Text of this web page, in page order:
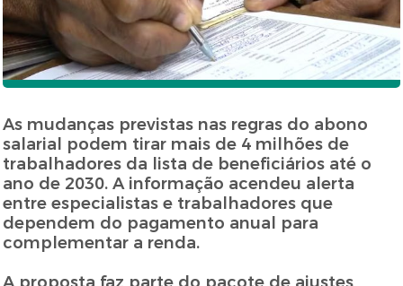
As mudanças previstas nas regras do abono
salarial podem tirar mais de 4 milhões de
trabalhadores da lista de beneficiários até o
ano de 2030. A informação acendeu alerta
entre especialistas e trabalhadores que
dependem do pagamento anual para
complementar a renda.